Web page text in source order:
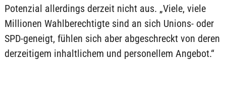
Potenzial allerdings derzeit nicht aus. „Viele, viele
Millionen Wahlberechtigte sind an sich Unions- oder
SPD-geneigt, fühlen sich aber abgeschreckt von deren
derzeitigem inhaltlichem und personellem Angebot.“